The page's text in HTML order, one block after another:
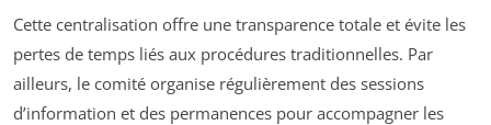
Cette centralisation offre une transparence totale et évite les
pertes de temps liés aux procédures traditionnelles. Par
ailleurs, le comité organise régulièrement des sessions
d’information et des permanences pour accompagner les